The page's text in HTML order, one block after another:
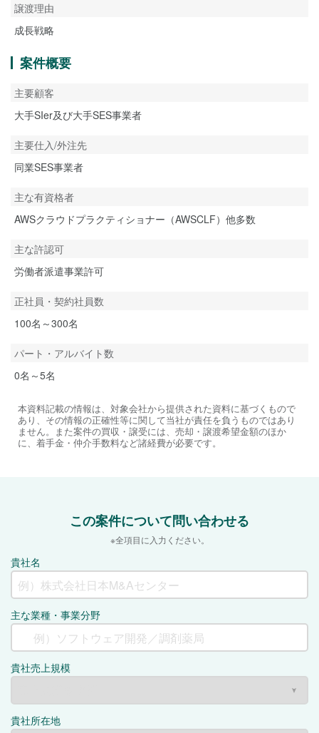
譲渡理由
成長戦略
案件概要
主要顧客
大手SIer及び大手SES事業者
主要仕入/外注先
同業SES事業者
主な有資格者
AWSクラウドプラクティショナー（AWSCLF）他多数
主な許認可
労働者派遣事業許可
正社員・契約社員数
100名～300名
パート・アルバイト数
0名～5名
本資料記載の情報は、対象会社から提供された資料に基づくもので
あり、その情報の正確性等に関して当社が責任を負うものではあり
ません。また案件の買収・譲受には、売却・譲渡希望金額のほか
に、着手金・仲介手数料など諸経費が必要です。